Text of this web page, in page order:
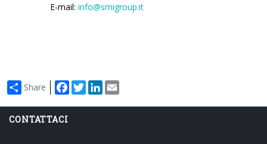
E-mail: info@smigroup.it
Share Facebook
TwitterLinkedIn
CONTATTACI